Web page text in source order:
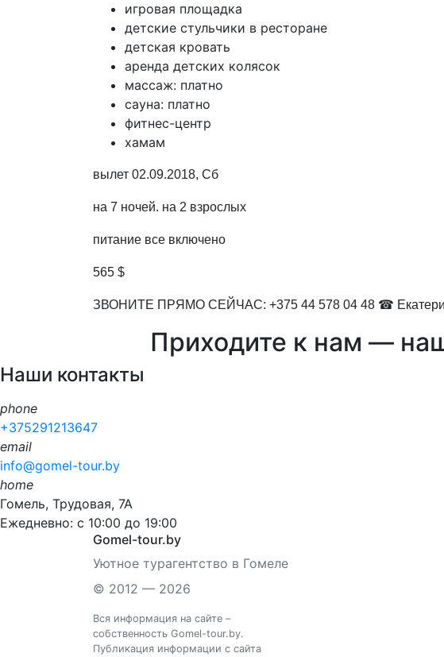
игровая площадка
детские стульчики в ресторане
детская кровать
аренда детских колясок
массаж: платно
сауна: платно
фитнес-центр
хамам
вылет 02.09.2018, Сб
на 7 ночей. на 2 взрослых
питание все включено
565 $
ЗВОНИТЕ ПРЯМО СЕЙЧАС: +375 44 578 04 48 ☎
Приходите к нам —
Наши контакты
phone
+375291213647
email
info@gomel-tour.by
home
Гомель, Трудовая, 7А
Ежедневно: с 10:00 до 19:00
Gomel-tour.by
Уютное турагентство в Гомеле
© 2012 — 2026
Вся информация на сайте –
собственность Gomel-tour.by.
Публикация информации с сайта